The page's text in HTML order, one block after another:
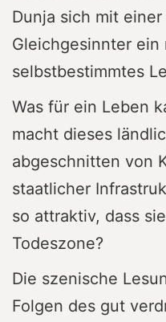
Dunja sich mit
Gleichgesinnter ein
selbstbestimmtes
Was für ein Leben
macht dieses
abgeschnitten von
staatlicher
so attraktiv, dass
Todeszone?
Die szenische
Folgen des gut